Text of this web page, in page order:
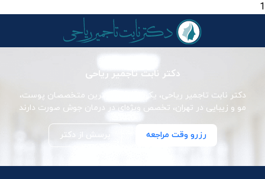
1
دکتر نابت تاجمیر ریاحی
دکتر نابت تاجمیر ریاحی، یکی از برجسته‌ترین متخصصان پوست،
مو و زیبایی در تهران، تخصص ویژه‌ای در درمان جوش صورت دارند
رزرو وقت مراجعه پرسش از دکتر